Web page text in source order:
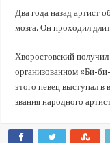
Два года назад артист
мозга. Он проходил
Хворостовский
организованном «Би-
этого певец выступал
звания народного